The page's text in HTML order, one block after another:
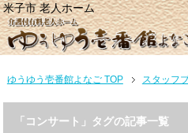
米子市 老人ホーム
ゆうゆう壱番館よなご TOP スタッフ
「コンサート」タグの記事一覧